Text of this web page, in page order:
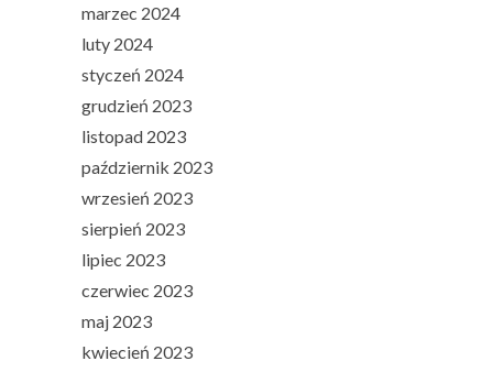
marzec 2024
luty 2024
styczeń 2024
grudzień 2023
listopad 2023
październik 2023
wrzesień 2023
sierpień 2023
lipiec 2023
czerwiec 2023
maj 2023
kwiecień 2023